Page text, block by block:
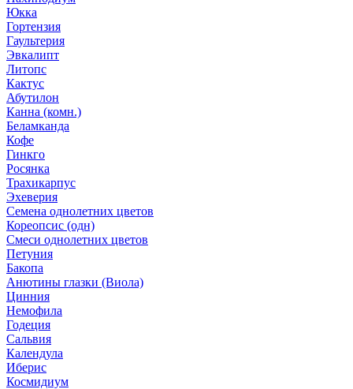
Юкка
Гортензия
Гаультерия
Эвкалипт
Литопс
Кактус
Абутилон
Канна (комн.)
Беламканда
Кофе
Гинкго
Росянка
Трахикарпус
Эхеверия
Семена однолетних цветов
Кореопсис (одн)
Смеси однолетних цветов
Петуния
Бакопа
Анютины глазки (Виола)
Цинния
Немофила
Годеция
Сальвия
Календула
Иберис
Космидиум